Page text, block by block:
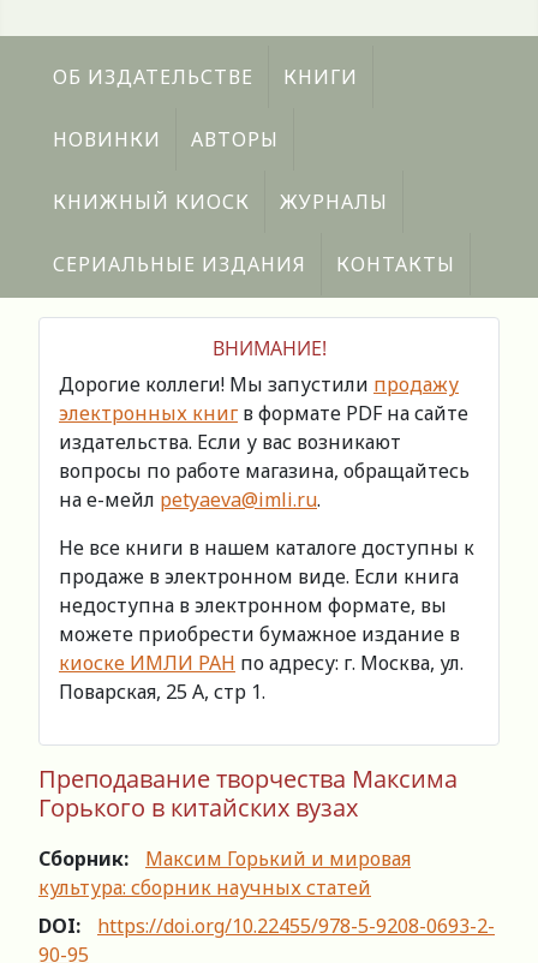
ОБ ИЗДАТЕЛЬСТВЕ КНИГИ
НОВИНКИ АВТОРЫ
КНИЖНЫЙ КИОСК ЖУРНАЛЫ
СЕРИАЛЬНЫЕ ИЗДАНИЯ КОНТАКТЫ
ВНИМАНИЕ!
Дорогие коллеги! Мы запустили продажу
электронных книг в формате PDF на сайте
издательства. Если у вас возникают
вопросы по работе магазина, обращайтесь
на е-мейл petyaeva@imli.ru.
Не все книги в нашем каталоге доступны к
продаже в электронном виде. Если книга
недоступна в электронном формате, вы
можете приобрести бумажное издание в
киоске ИМЛИ РАН по адресу: г. Москва, ул.
Поварская, 25 А, стр 1.
Преподавание творчества Максима
Горького в китайских вузах
Сборник:
Максим Горький и мировая
культура: сборник научных статей
DOI:
https://doi.org/10.22455/978-5-9208-0693-2-
90-95